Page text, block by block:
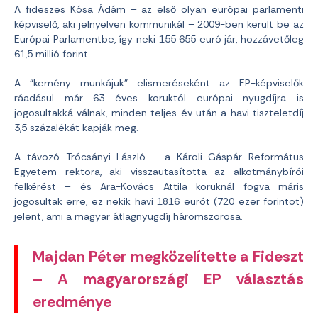
A fideszes Kósa Ádám – az első olyan európai parlamenti
képviselő, aki jelnyelven kommunikál – 2009-ben került be az
Európai Parlamentbe, így neki 155 655 euró jár, hozzávetőleg
61,5 millió forint.
A “kemény munkájuk” elismeréseként az EP-képviselők
ráadásul már 63 éves koruktól európai nyugdíjra is
jogosultakká válnak, minden teljes év után a havi tiszteletdíj
3,5 százalékát kapják meg.
A távozó Trócsányi László – a Károli Gáspár Református
Egyetem rektora, aki visszautasította az alkotmánybírói
felkérést – és Ara-Kovács Attila koruknál fogva máris
jogosultak erre, ez nekik havi 1816 eurót (720 ezer forintot)
jelent, ami a magyar átlagnyugdíj háromszorosa.
Majdan Péter megközelítette a Fideszt
– A magyarországi EP választás
eredménye